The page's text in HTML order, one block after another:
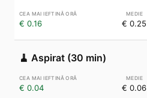
€ 0.16 € 0.25
🧹 Aspirat (30 min)
€ 0.04 € 0.06